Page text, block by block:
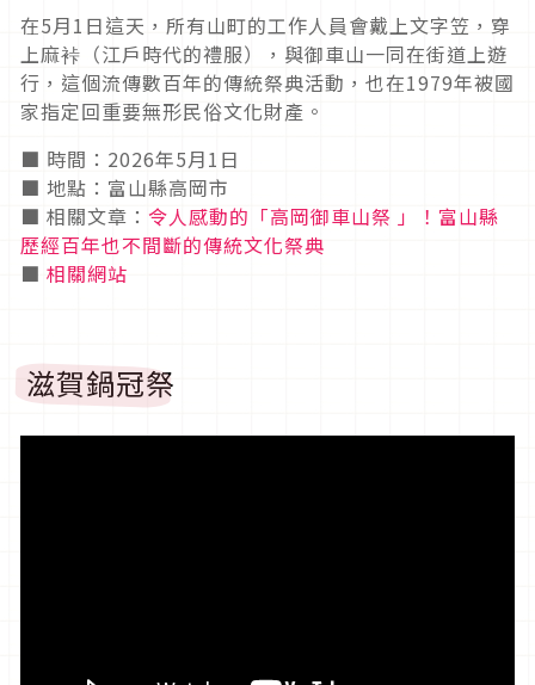
在5月1日這天，所有山町的工作人員會戴上文字笠，穿
上麻裃（江戶時代的禮服），與御車山一同在街道上遊
行，這個流傳數百年的傳統祭典活動，也在1979年被國
家指定回重要無形民俗文化財產。
■ 時間：2026年5月1日
■ 地點：富山縣高岡市
■ 相關文章： 令人感動的「高岡御車山祭 」！富山縣
歷經百年也不間斷的傳統文化祭典
■ 相關網站
滋賀鍋冠祭